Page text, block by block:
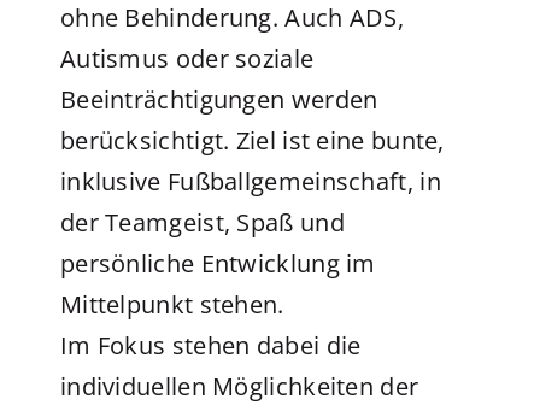
ohne Behinderung. Auch ADS,
Autismus oder soziale
Beeinträchtigungen werden
berücksichtigt. Ziel ist eine bunte,
inklusive Fußballgemeinschaft, in
der Teamgeist, Spaß und
persönliche Entwicklung im
Mittelpunkt stehen.
Im Fokus stehen dabei die
individuellen Möglichkeiten der